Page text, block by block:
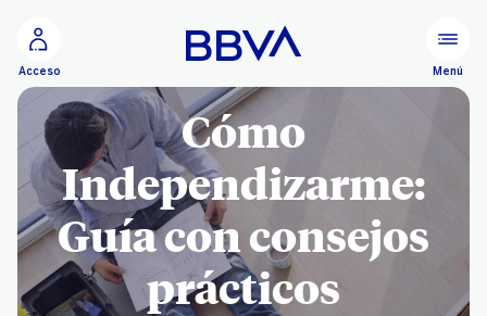
Acceso Menú
Cómo
Independizarme:
Guía con consejos
prácticos